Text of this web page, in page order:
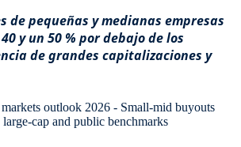
de pequeñas y medianas empresas
y un 50 % por debajo de los
de grandes capitalizaciones y